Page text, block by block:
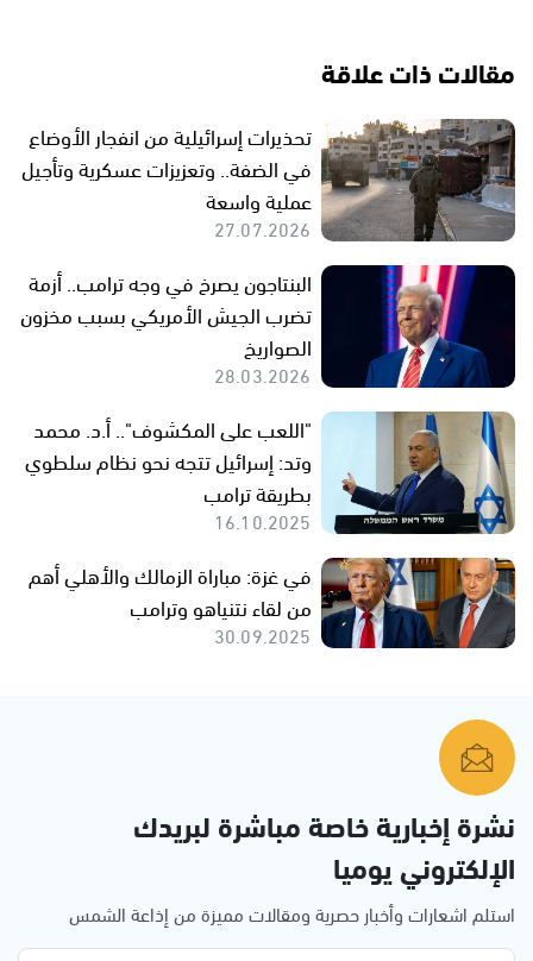
مقالات ذات علاقة
تحذيرات إسرائيلية من انفجار الأوضاع
في الضفة.. وتعزيزات عسكرية وتأجيل
عملية واسعة
27.07.2026
البنتاجون يصرخ في وجه ترامب.. أزمة
تضرب الجيش الأمريكي بسبب مخزون
الصواريخ
28.03.2026
"اللعب على المكشوف".. أ.د. محمد
وتد: إسرائيل تتجه نحو نظام سلطوي
بطريقة ترامب
16.10.2025
في غزة: مباراة الزمالك والأهلي أهم
من لقاء نتنياهو وترامب
30.09.2025
نشرة إخبارية خاصة مباشرة لبريدك
الإلكتروني يوميا
استلم اشعارات وأخبار حصرية ومقالات مميزة من إذاعة الشمس